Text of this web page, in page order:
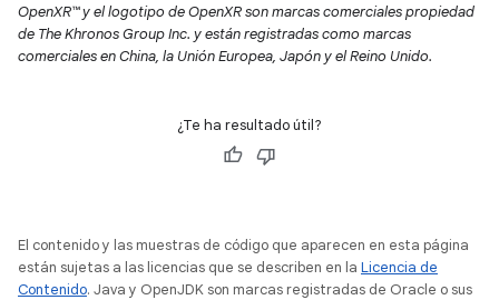
OpenXR™ y el logotipo de OpenXR son marcas comerciales propiedad
de The Khronos Group Inc. y están registradas como marcas
comerciales en China, la Unión Europea, Japón y el Reino Unido.
¿Te ha resultado útil?
El contenido y las muestras de código que aparecen en esta página
están sujetas a las licencias que se describen en la Licencia de
Contenido. Java y OpenJDK son marcas registradas de Oracle o sus